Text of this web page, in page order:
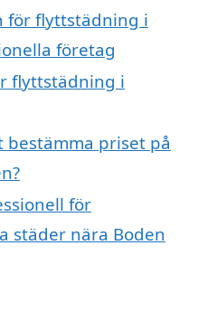
för flyttstädning i
företag
flyttstädning i
priset på
för
städer nära Boden